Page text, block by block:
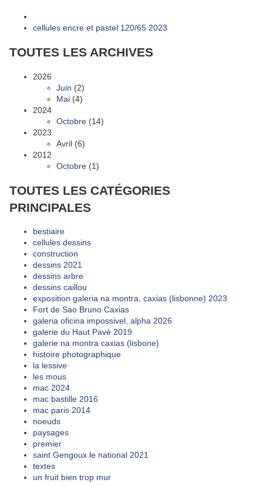
cellules encre et pastel 120/65 2023
TOUTES LES ARCHIVES
2026
Juin (2)
Mai (4)
2024
Octobre (14)
2023
Avril (6)
2012
Octobre (1)
TOUTES LES CATÉGORIES
PRINCIPALES
bestiaire
cellules dessins
construction
dessins 2021
dessins arbre
dessins caillou
exposition galeria na montra, caxias (lisbonne) 2023
Fort de Sao Bruno Caxias
galeria oficina impossivel, alpha 2026
galerie du Haut Pavé 2019
galerie na montra caxias (lisbone)
histoire photographique
la lessive
les mous
mac 2024
mac bastille 2016
mac paris 2014
noeuds
paysages
premier
saint Gengoux le national 2021
textes
un fruit bien trop mur